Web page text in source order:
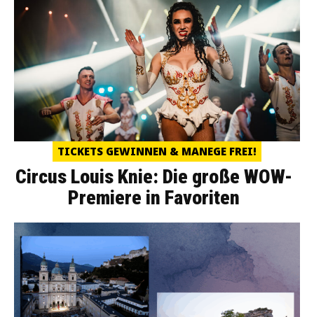
TICKETS GEWINNEN & MANEGE FREI!
Circus Louis Knie: Die große WOW-
Premiere in Favoriten